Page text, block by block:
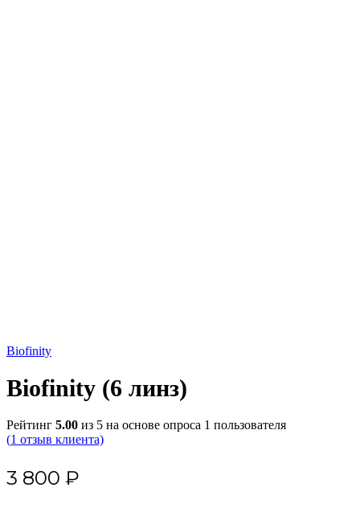
Biofinity
Biofinity (6 линз)
Рейтинг 5.00 из 5 на основе опроса 1 пользователя
(1 отзыв клиента)
3 800 ₽